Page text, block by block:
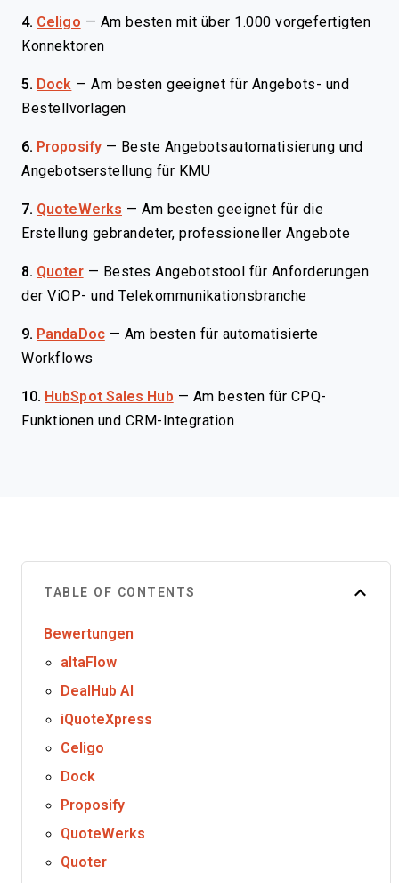
4. Celigo — Am besten mit über 1.000 vorgefertigten
Konnektoren
5. Dock —Am besten geeignet für Angebots- und
Bestellvorlagen
6. Proposify — Beste Angebotsautomatisierung und
Angebotserstellung für KMU
7. QuoteWerks — Am besten geeignet für die
Erstellung gebrandeter, professioneller Angebote
8. Quoter — Bestes Angebotstool für Anforderungen
der ViOP- und Telekommunikationsbranche
9. PandaDoc — Am besten für automatisierte
Workflows
10. HubSpot Sales Hub — Am besten für CPQ-
Funktionen und CRM-Integration
TABLE OF CONTENTS
Bewertungen
altaFlow
DealHub AI
iQuoteXpress
Celigo
Dock
Proposify
QuoteWerks
Quoter